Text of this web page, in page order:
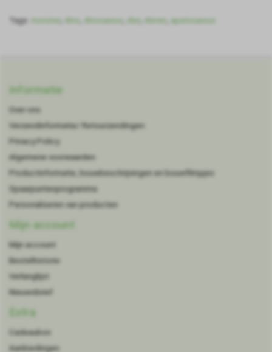
Tags: monster dino dinosaurus dier dieren apatosaurus
Informatie
Over ons
Verzendinformatie/ Retourzendingen
Privacy Policy
Algemene voorwaarden
Productinformatie, bouwbeschrijvingen en bouwfilmpjes
Spaarpuntenprogramma
Personaliseren van producten
Mijn account
Mijn account
Bestelhistorie
Verlanglijst
Nieuwsbrief
Extra
Cadeaubon
Aanbiedingen